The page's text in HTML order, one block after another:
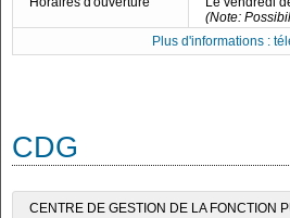
(Note:
Plus d'informations :
CDG
CENTRE DE GESTION DE LA FONCTION